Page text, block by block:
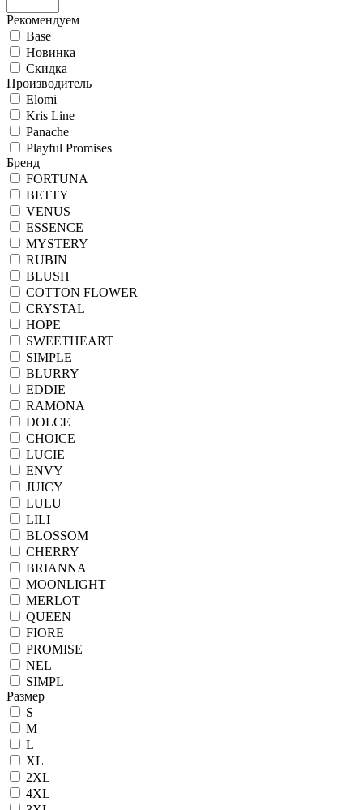
Рекомендуем
Base
Новинка
Скидка
Производитель
Elomi
Kris Line
Panache
Playful Promises
Бренд
FORTUNA
BETTY
VENUS
ESSENCE
MYSTERY
RUBIN
BLUSH
COTTON FLOWER
CRYSTAL
HOPE
SWEETHEART
SIMPLE
BLURRY
EDDIE
RAMONA
DOLCE
CHOICE
LUCIE
ENVY
JUICY
LULU
LILI
BLOSSOM
CHERRY
BRIANNA
MOONLIGHT
MERLOT
QUEEN
FIORE
PROMISE
NEL
SIMPL
Размер
S
M
L
XL
2XL
4XL